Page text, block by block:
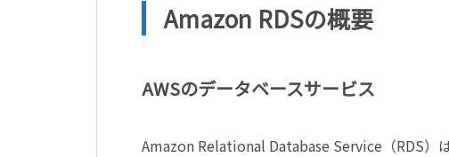
Amazon RDSの概要
AWSのデータベースサービス
Amazon Relational Database Service（RDS）